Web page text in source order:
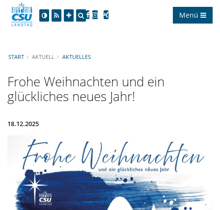
Menü
START AKTUELL AKTUELLES
Frohe Weihnachten und ein
glückliches neues Jahr!
18.12.2025